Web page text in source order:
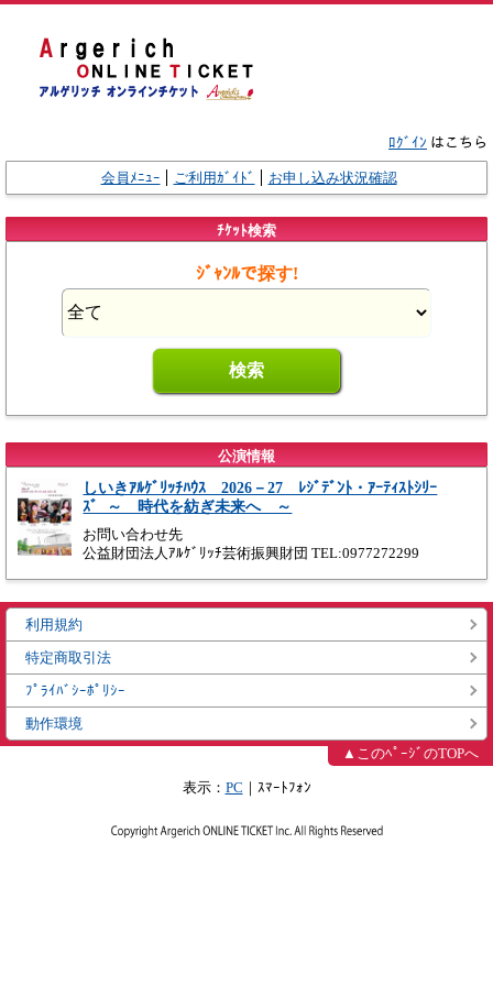
ﾛｸﾞｲﾝ はこちら
会員ﾒﾆｭｰ ご利用ｶﾞｲﾄﾞ お申し込み状況確認
ﾁｹｯﾄ検索
ｼﾞｬﾝﾙで探す!
公演情報
しいきｱﾙｹﾞﾘｯﾁﾊｳｽ 2026－27 ﾚｼﾞﾃﾞﾝﾄ・ｱｰﾃｨｽﾄｼﾘｰ
ｽﾞ ～ 時代を紡ぎ未来へ ～
お問い合わせ先
公益財団法人ｱﾙｹﾞﾘｯﾁ芸術振興財団 TEL:0977272299
利用規約
特定商取引法
ﾌﾟﾗｲﾊﾞｼｰﾎﾟﾘｼｰ
動作環境
▲このﾍﾟｰｼﾞのTOPへ
表示： PC ｜ｽﾏｰﾄﾌｫﾝ